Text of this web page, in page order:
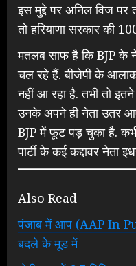
इस मुद्दे पर अनिल विज
तो हरियाणा सरकार की
मतलब साफ है कि BJP के
चल रहे हैं. बीजेपी के
नहीं आ रहा है. तभी तो
उनके अपने ही नेता उतर
BJP में फूट पड़ चुका है.
पार्टी के कई कद्दावर नेता
Also Read
पंजाब में आप (AAP In
बदले के मूड में